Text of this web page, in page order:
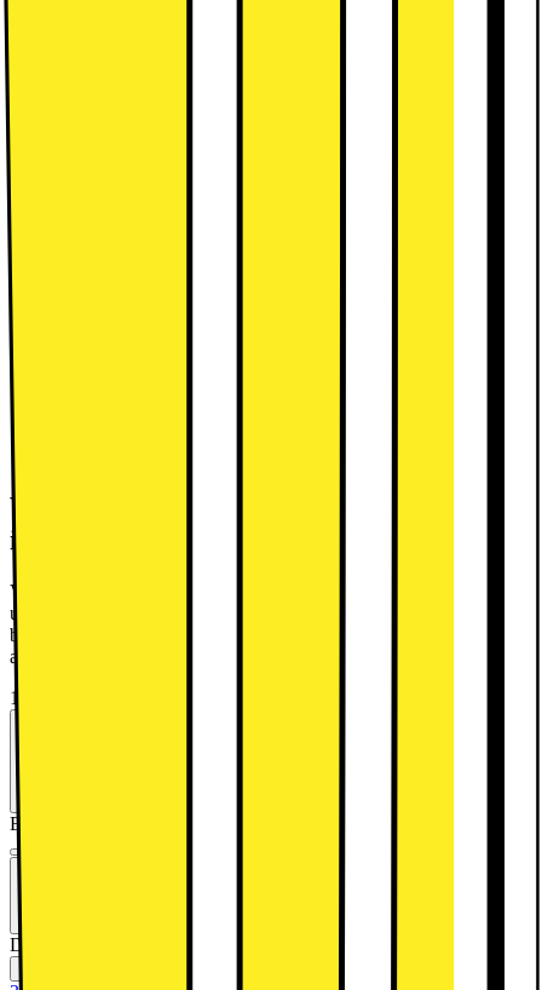
Teknisk specifikation
Se alla specifikationer
VIKTIGT! Nya krav på tillbehör vid
installation från 1 januari 2026!
Vid installation av diskmaskin krävs ett oskadat, vattentätt och
uppsamlande tråg tillsammans med ett vattenlarm som möter aktuella
branschkrav. Dessa köps separat. Tråg (varukod: 1017937) och
alarm (varukod: 1017924).
12495.-
Se månadspris vid delbetalning.
Energiklass
Den här produkten är inte tillgänglig
Jämför